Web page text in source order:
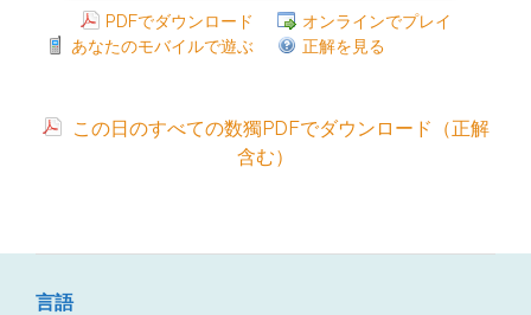
PDFでダウンロード
オンラインでプレイ
あなたのモバイルで遊ぶ
正解を見る
この日のすべての数獨PDFでダウンロード（正解
含む）
言語